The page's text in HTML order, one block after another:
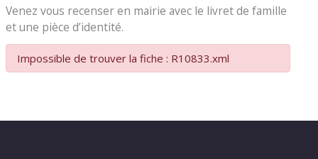
Venez vous recenser en mairie avec le livret de famille
et une pièce d’identité.
Impossible de trouver la fiche : R10833.xml